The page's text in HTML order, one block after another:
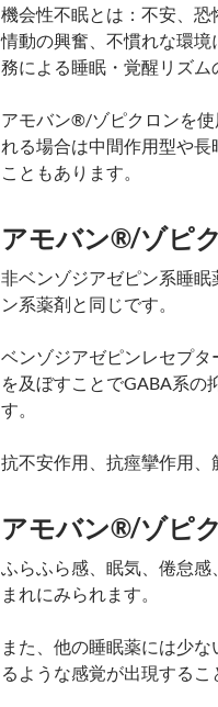
機会性不眠とは：不安、
情動の興奮、不慣れな環
務による睡眠・覚醒リズム
アモバン®/ゾピクロンを
れる場合は中間作用型や
こともあります。
アモバン®/ゾピ
非ベンゾジアゼピン系睡
ン系薬剤と同じです。
ベンゾジアゼピンレセプ
を及ぼすことでGABA系の
す。
抗不安作用、抗痙攣作用、
アモバン®/ゾピ
ふらふら感、眠気、倦怠
まれにみられます。
また、他の睡眠薬には少
るような感覚が出現するこ